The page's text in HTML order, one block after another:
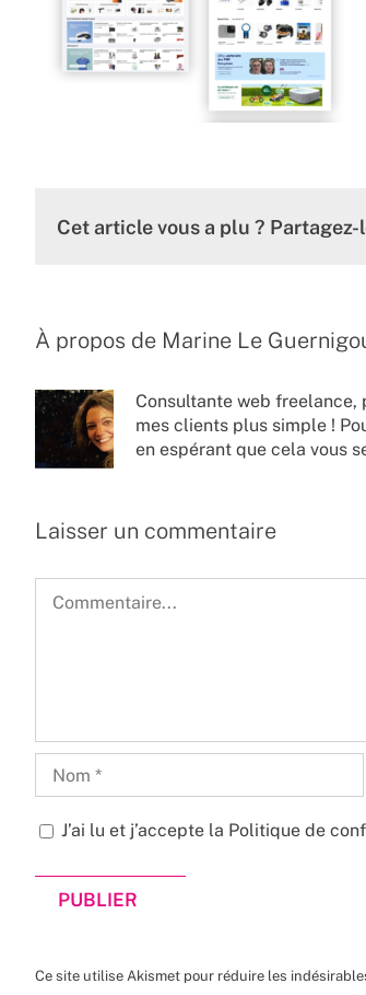
Cet article vous a plu ? Partagez-
À propos de Marine Le
Consultante web
mes clients plus simple !
en espérant que cela vous
Laisser un commentaire
J’ai lu et j’accepte la Politique de
Ce site utilise Akismet pour réduire les